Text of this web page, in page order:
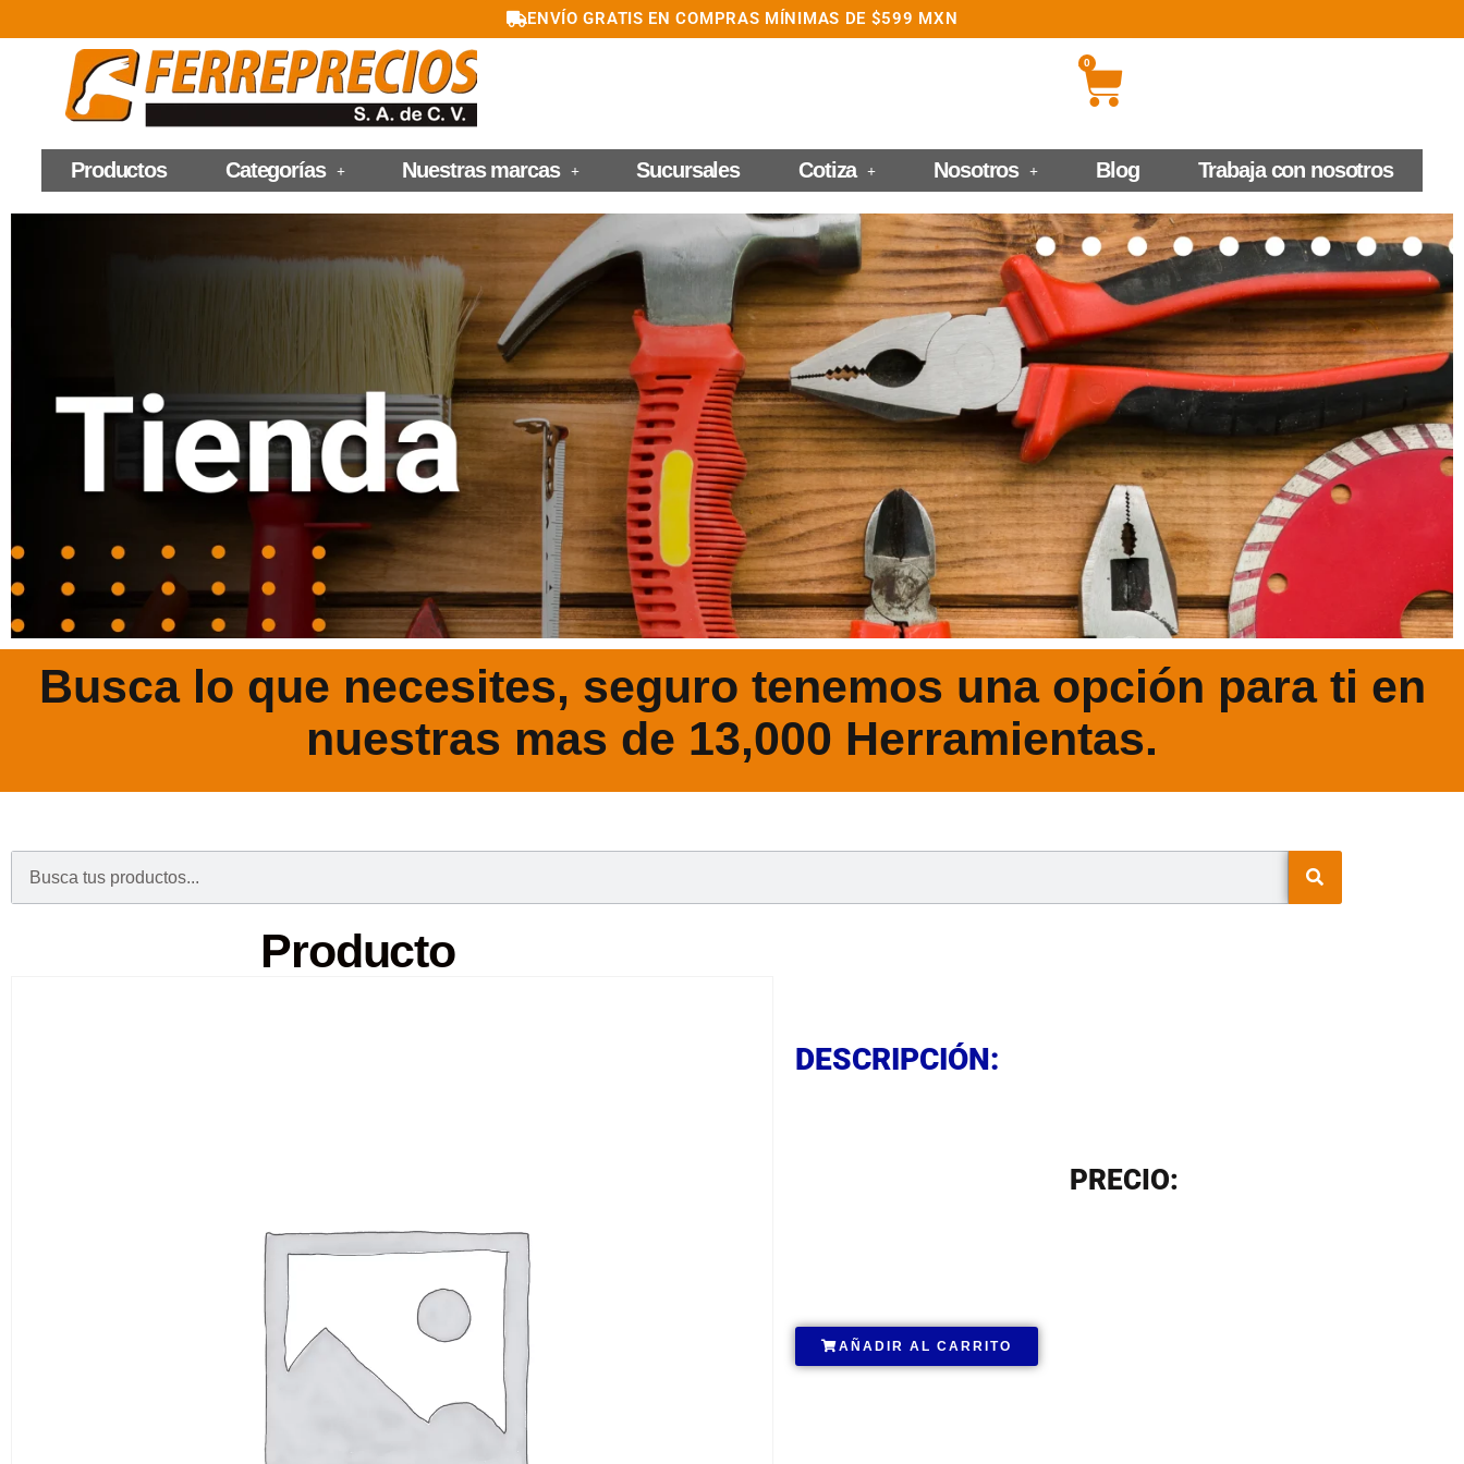
ENVÍO GRATIS EN COMPRAS MÍNIMAS DE $599 MXN
0
Productos Categorías Nuestras marcas Sucursales Cotiza Nosotros Blog Trabaja con nosotros
Busca lo que necesites, seguro tenemos una opción para ti en
nuestras mas de 13,000 Herramientas.
Producto
DESCRIPCIÓN:
PRECIO:
AÑADIR AL CARRITO